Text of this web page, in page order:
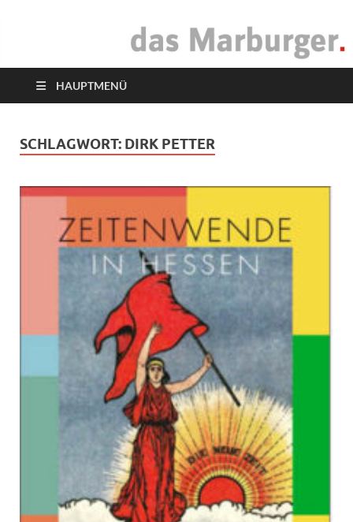
das Marburger.
HAUPTMENÜ
SCHLAGWORT: DIRK PETTER